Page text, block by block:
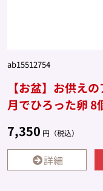
ab15512754
【お盆】お供え
月でひろった卵 8
7,350 円（税込）
詳細